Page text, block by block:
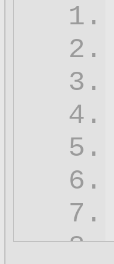
1.
2.
3.
4.
5.
6.
7.
8.